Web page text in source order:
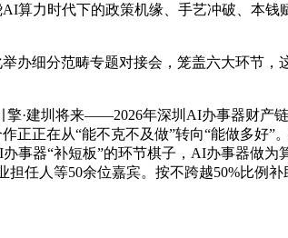
力时代下的政策机缘、手艺冲破、本钱
细分范畴专题对接会，笼盖六大环节，
·建圳将来——2026年深圳AI办事器财产
正在从“能不克不及做”转向“能做多好”
器“补短板”的环节棋子，AI办事器做为
任人等50余位嘉宾。按不跨越50%比例补